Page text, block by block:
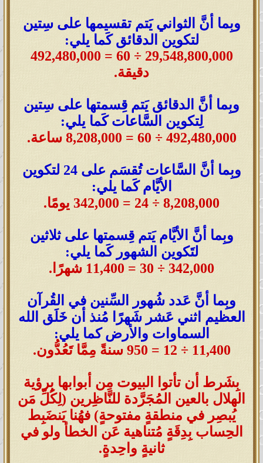
وبِما أنَّ الثواني يَتم تقسيمها على سِتين
لتكوين الدقائق كَما يلي:
29,548,800,000 ÷ 60 = 492,480,000
دقيقة.
وبِما أنَّ الدقائق يَتم قِسمتها على سِتين
لِتكوين السَّاعات كَما يلي:
492,480,000 ÷ 60 = 8,208,000 ساعة
.
وبِما أنَّ السَّاعات تُقسَم على 24 لتكوين
الأيَّام كَما يلي:
8,208,000 ÷ 24 = 342,000 يومًا
.
وبِما أنَّ الأيَّام يَتم قِسمتها على ثلاثين
لتَكوين الشهور كَما يلي:
342,000 ÷ 30 = 11,400 شهرًا
.
وبِما أنَّ عَدد شُهور السِّنين في القُرآن
العظيم اثني عَشر شَهرًا مُنذ أن خَلَق الله
السماوات والأرض كما يلي:
11,400 ÷ 12 = 950 سنةً مِمَّا تَعُدُّون
.
بِشَرط أن تأتوا البيوت مِن أبوابها بِرؤية
الهلال بالعين المُجَرَّدة للنَّاظِرين (لِكُلِّ مَن
يُبصِر في منطقةٍ مفتوحةٍ) فهُنا يَنضَبِط
الحِساب بِدِقَةٍ مُتناهية عَن الخطأ ولو في
ثانيةٍ واحِدةٍ.